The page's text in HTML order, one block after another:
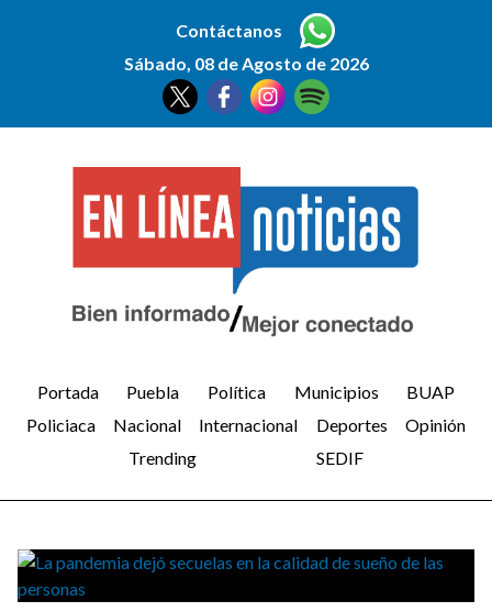
Contáctanos
Sábado, 08 de Agosto de 2026
Portada Puebla Política Municipios
BUAP
Policiaca
Nacional Internacional Deportes
Opinión
Trending
SEDIF